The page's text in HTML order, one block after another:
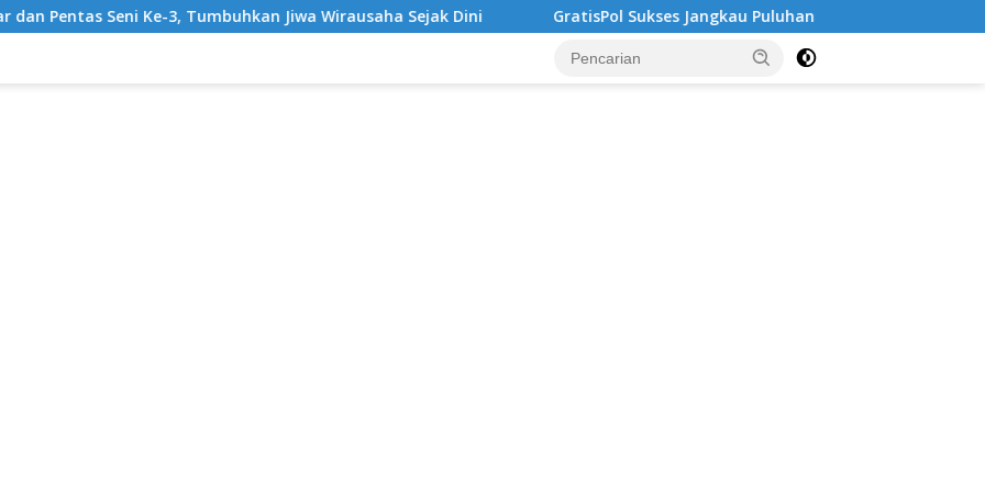
3, Tumbuhkan Jiwa Wirausaha Sejak Dini GratisPol Sukses Jangkau Puluhan Ribu Mahasiswa, Kampus Diminta Lebih